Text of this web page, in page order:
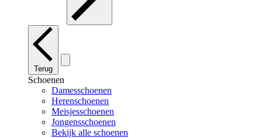
Terug
Schoenen
Damesschoenen
Herenschoenen
Meisjesschoenen
Jongensschoenen
Bekijk alle schoenen